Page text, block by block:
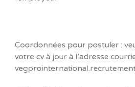
Coordonnées pour postuler :
votre cv à jour à l’adresse